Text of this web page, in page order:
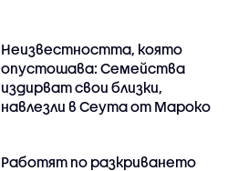
Неизвестността, която
опустошава: Семейства
издирват свои близки,
навлезли в Сеута от Мароко
Работят по разкриването